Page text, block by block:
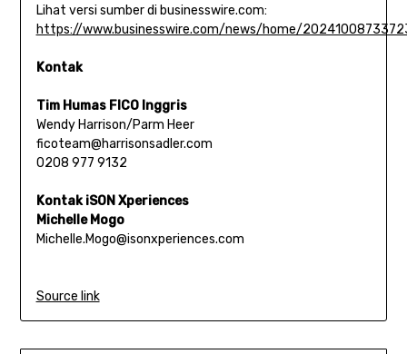
Lihat versi sumber di businesswire.com:
https://www.businesswire.com/news/home/
Kontak
Tim Humas FICO Inggris
Wendy Harrison/Parm Heer
ficoteam@harrisonsadler.com
0208 977 9132
Kontak iSON Xperiences
Michelle Mogo
Michelle.Mogo@isonxperiences.com
Source link